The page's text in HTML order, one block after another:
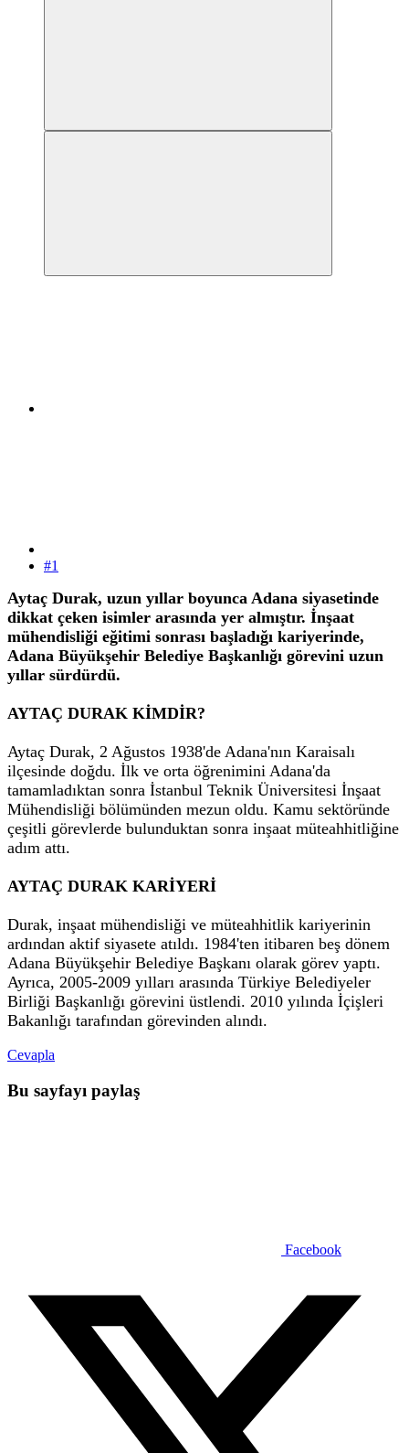
#1
Aytaç Durak, uzun yıllar boyunca Adana siyasetinde
dikkat çeken isimler arasında yer almıştır. İnşaat
mühendisliği eğitimi sonrası başladığı kariyerinde,
Adana Büyükşehir Belediye Başkanlığı görevini uzun
yıllar sürdürdü.
AYTAÇ DURAK KİMDİR?
Aytaç Durak, 2 Ağustos 1938'de Adana'nın Karaisalı
ilçesinde doğdu. İlk ve orta öğrenimini Adana'da
tamamladıktan sonra İstanbul Teknik Üniversitesi İnşaat
Mühendisliği bölümünden mezun oldu. Kamu sektöründe
çeşitli görevlerde bulunduktan sonra inşaat müteahhitliğine
adım attı.
AYTAÇ DURAK KARİYERİ
Durak, inşaat mühendisliği ve müteahhitlik kariyerinin
ardından aktif siyasete atıldı. 1984'ten itibaren beş dönem
Adana Büyükşehir Belediye Başkanı olarak görev yaptı.
Ayrıca, 2005-2009 yılları arasında Türkiye Belediyeler
Birliği Başkanlığı görevini üstlendi. 2010 yılında İçişleri
Bakanlığı tarafından görevinden alındı.
Cevapla
Bu sayfayı paylaş
Facebook